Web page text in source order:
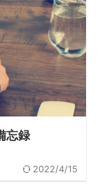
忘録
2022/4/15